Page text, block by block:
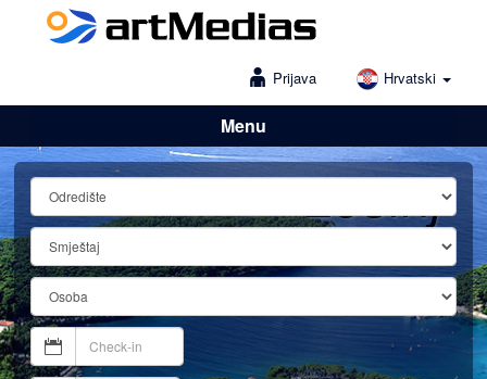
Prijava Hrvatski
Menu
Lošinj